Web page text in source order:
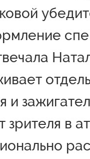
и
зрителя в